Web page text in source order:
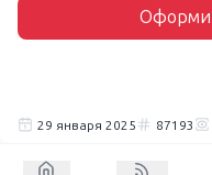
29 января 2025 87193